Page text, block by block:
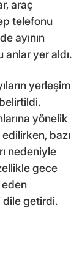
araç
telefonu
ayının
yer aldı.
yerleşim
yönelik
edilirken, bazı
nedeniyle
gece
dile getirdi.